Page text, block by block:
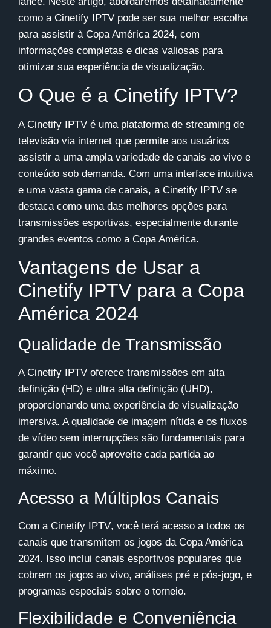
como a Cinetify IPTV pode ser sua melhor escolha
para assistir à Copa América 2024, com
informações completas e dicas valiosas para
otimizar sua experiência de visualização.
O Que é a Cinetify IPTV?
ACinetify IPTV é uma plataforma de streaming de
televisão via internet que permite aos usuários
assistir a uma ampla variedade de canais ao vivo e
conteúdo sob demanda. Com uma interface intuitiva
e uma vasta gama de canais, a Cinetify IPTV se
destaca como uma das melhores opções para
transmissões esportivas, especialmente durante
grandes eventos como a Copa América.
Vantagens de Usar a
Cinetify IPTV para a Copa
América 2024
Qualidade de Transmissão
ACinetify IPTV oferece transmissões em alta
definição (HD) e ultra alta definição (UHD),
proporcionando uma experiência de visualização
imersiva. A qualidade de imagem nítida e os fluxos
de vídeo sem interrupções são fundamentais para
garantir que você aproveite cada partida ao
máximo.
Acesso a Múltiplos Canais
Com a Cinetify IPTV, você terá acesso a todos os
canais que transmitem os jogos da Copa América
2024. Isso inclui canais esportivos populares que
cobrem os jogos ao vivo, análises pré e pós-jogo, e
programas especiais sobre o torneio.
Flexibilidade e Conveniência